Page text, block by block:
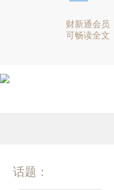
财新通会员
可畅读全文
话题：